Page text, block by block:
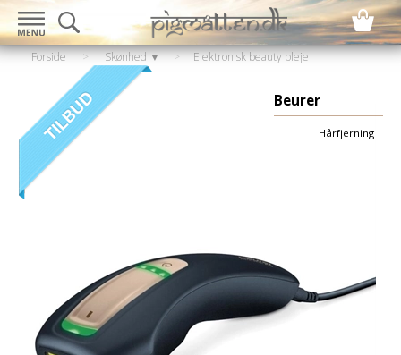
Forside > Skønhed ▼ >
Elektronisk beauty pleje
Hårfjerner
Beurer
Hårfjerning